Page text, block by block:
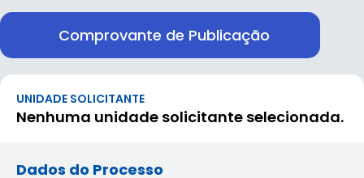
Comprovante de Publicação
UNIDADE SOLICITANTE
Nenhuma unidade solicitante selecionada.
Dados do Processo